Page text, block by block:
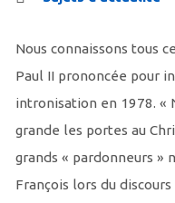
Nous connaissons tous
Paul II prononcée pour
intronisation en 1978. «
grande les portes au
grands « pardonneurs »
François lors du